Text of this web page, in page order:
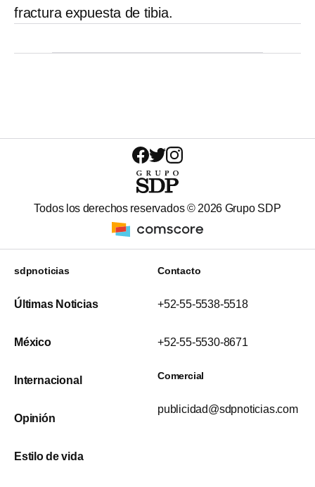
fractura expuesta de tibia.
Todos los derechos reservados © 2026 Grupo SDP
sdpnoticias
Últimas Noticias
México
Internacional
Opinión
Estilo de vida
Contacto
+52-55-5538-5518
+52-55-5530-8671
Comercial
publicidad@sdpnoticias.com